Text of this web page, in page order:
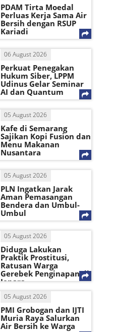
PDAM Tirta Moedal
Perluas Kerja Sama Air
Bersih dengan RSUP
Kariadi
06 August 2026
Perkuat Penegakan
Hukum Siber, LPPM
Udinus Gelar Seminar
AI dan Quantum
05 August 2026
Kafe di Semarang
Sajikan Kopi Fusion dan
Menu Makanan
Nusantara
05 August 2026
PLN Ingatkan Jarak
Aman Pemasangan
Bendera dan Umbul-
Umbul
05 August 2026
Diduga Lakukan
Praktik Prostitusi,
Ratusan Warga
Gerebek Penginapan di
Jepara
05 August 2026
PMI Grobogan dan IJTI
Muria Raya Salurkan
Air Bersih ke Warga